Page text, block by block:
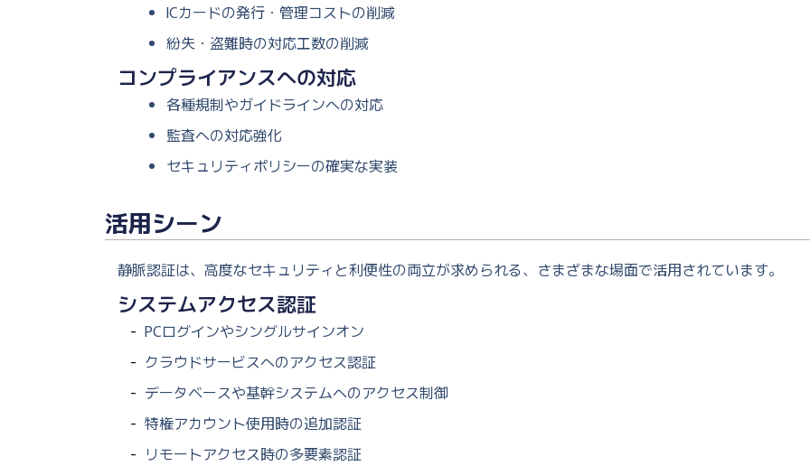
ICカードの発行・管理コストの削減
紛失・盗難時の対応工数の削減
コンプライアンスへの対応
各種規制やガイドラインへの対応
監査への対応強化
セキュリティポリシーの確実な実装
活用シーン
静脈認証は、高度なセキュリティと利便性の両立が求められる、さまざまな場面で活用されています。
システムアクセス認証
PCログインやシングルサインオン
クラウドサービスへのアクセス認証
データベースや基幹システムへのアクセス制御
特権アカウント使用時の追加認証
リモートアクセス時の多要素認証